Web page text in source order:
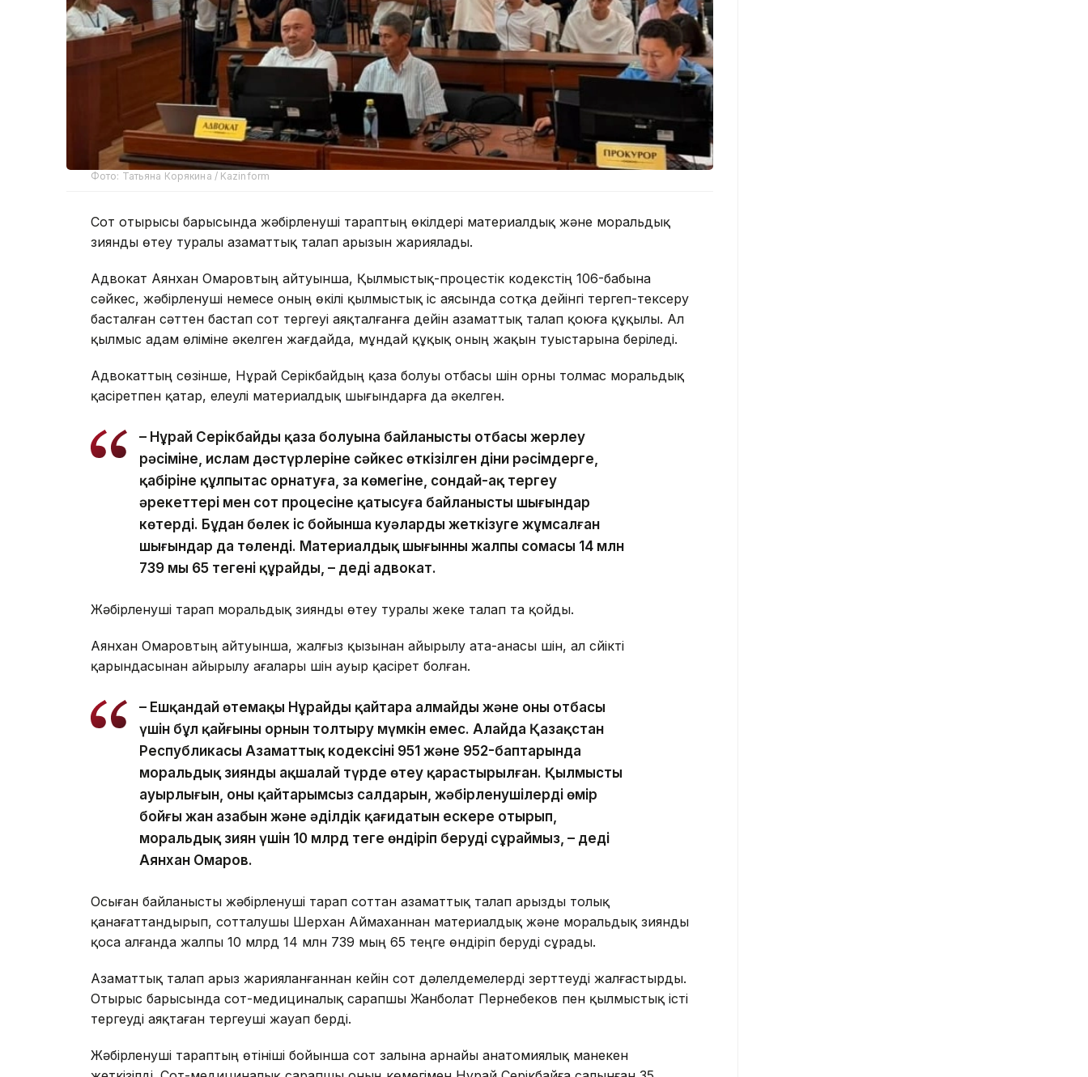
Фото: Татьяна Корякина / Kazinform
Сот отырысы барысында жәбірленуші тараптың өкілдері материалдық және моральдық
зиянды өтеу туралы азаматтық талап арызын жариялады.
Адвокат Аянхан Омаровтың айтуынша, Қылмыстық-процестік кодекстің 106-бабына
сәйкес, жәбірленуші немесе оның өкілі қылмыстық іс аясында сотқа дейінгі тергеп-тексеру
басталған сәттен бастап сот тергеуі аяқталғанға дейін азаматтық талап қоюға құқылы. Ал
қылмыс адам өліміне әкелген жағдайда, мұндай құқық оның жақын туыстарына беріледі.
Адвокаттың сөзінше, Нұрай Серікбайдың қаза болуы отбасы үшін орны толмас моральдық
қасіретпен қатар, елеулі материалдық шығындарға да әкелген.
– Нұрай Серікбайдың қаза болуына байланысты отбасы жерлеу
рәсіміне, ислам дәстүрлеріне сәйкес өткізілген діни рәсімдерге,
қабіріне құлпытас орнатуға, заң көмегіне, сондай-ақ тергеу
әрекеттері мен сот процесіне қатысуға байланысты шығындар
көтерді. Бұдан бөлек іс бойынша куәларды жеткізуге жұмсалған
шығындар да төленді. Материалдық шығынның жалпы сомасы 14 млн
739 мың 65 теңгені құрайды, – деді адвокат.
Жәбірленуші тарап моральдық зиянды өтеу туралы жеке талап та қойды.
Аянхан Омаровтың айтуынша, жалғыз қызынан айырылу ата-анасы үшін, ал сүйікті
қарындасынан айырылу ағалары үшін ауыр қасірет болған.
– Ешқандай өтемақы Нұрайды қайтара алмайды және оның отбасы
үшін бұл қайғының орнын толтыру мүмкін емес. Алайда Қазақстан
Республикасы Азаматтық кодексінің 951 және 952-баптарында
моральдық зиянды ақшалай түрде өтеу қарастырылған. Қылмыстың
ауырлығын, оның қайтарымсыз салдарын, жәбірленушілердің өмір
бойғы жан азабын және әділдік қағидатын ескере отырып,
моральдық зиян үшін 10 млрд теңге өндіріп беруді сұраймыз, – деді
Аянхан Омаров.
Осыған байланысты жәбірленуші тарап соттан азаматтық талап арызды толық
қанағаттандырып, сотталушы Шерхан Аймаханнан материалдық және моральдық зиянды
қоса алғанда жалпы 10 млрд 14 млн 739 мың 65 теңге өндіріп беруді сұрады.
Азаматтық талап арыз жарияланғаннан кейін сот дәлелдемелерді зерттеуді жалғастырды.
Отырыс барысында сот-медициналық сарапшы Жанболат Пернебеков пен қылмыстық істі
тергеуді аяқтаған тергеуші жауап берді.
Жәбірленуші тараптың өтініші бойынша сот залына арнайы анатомиялық манекен